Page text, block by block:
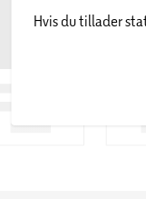
Hvis du tillader